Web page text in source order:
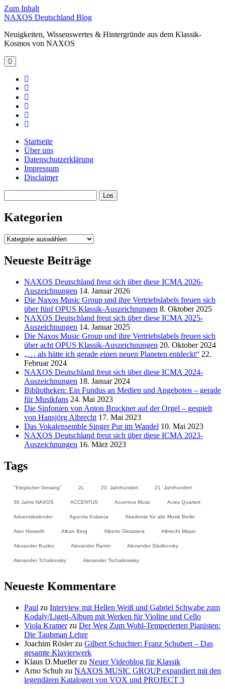
Zum Inhalt
NAXOS Deutschland Blog
Neuigkeiten, Wissenswertes & Hintergründe aus dem Klassik-
Kosmos von NAXOS
Hauptmenü
öffnen
Startseite
Über uns
Datenschutzerklärung
Impressum
Disclaimer
Kategorien
Kategorien
Neueste Beiträge
NAXOS Deutschland freut sich über diese ICMA 2026-
Auszeichnungen 14. Januar 2026
Die Naxos Music Group und ihre Vertriebslabels freuen sich
über fünf OPUS Klassik-Auszeichnungen 8. Oktober 2025
NAXOS Deutschland freut sich über diese ICMA 2025-
Auszeichnungen 14. Januar 2025
Die Naxos Music Group und ihre Vertriebslabels freuen sich
über acht OPUS Klassik-Auszeichnungen 20. Oktober 2024
„… als hätte ich gerade einen neuen Planeten entdeckt“ 22.
Februar 2024
NAXOS Deutschland freut sich über diese ICMA 2024-
Auszeichnungen 18. Januar 2024
Bibliotheken: Ein Fundus an Medien und Angeboten – gerade
für Musikfans 24. Mai 2023
Die Sinfonien von Anton Bruckner auf der Orgel – gespielt
von Hansjörg Albrecht 17. Mai 2023
Das Vokalensemble Singer Pur im Wandel 10. Mai 2023
NAXOS Deutschland freut sich über diese ICMA 2023-
Auszeichnungen 16. März 2023
Tags
"Elegischer Gesang" 2L 20. Jahrhundert 21. Jahrhundert
30 Jahre NAXOS ACCENTUS Accentus Music Acies Quartett
Adventskalender Agunda Kulaeva Akademie für alte Musik Berlin
Alan Howarth Alban Berg Alberto Ginastera Albrecht Mayer
Alexander Buzlov Alexander Ramm Alexander Sladkovsky
Alexander Tchaikovsky Alexander Tschaikowsky
Neueste Kommentare
Paul zu Interview mit Hellen Weiß und Gabriel Schwabe zum
Kodaly/Ligeti-Album mit Werken für Violine und Cello
Viola Kramerzu Der Weg Zum Wohl-Temperierten Pianisten:
Die Taubman Lehre
Joachim Röslerzu Gilbert Schuchter: Franz Schubert – Das
gesamte Klavierwerk
Klaus D.Muellerzu Neuer Videoblog für Klassik
Arno Schuh zu NAXOS MUSIC GROUP expandiert mit den
legendären Katalogen von VOX und PROJECT 3